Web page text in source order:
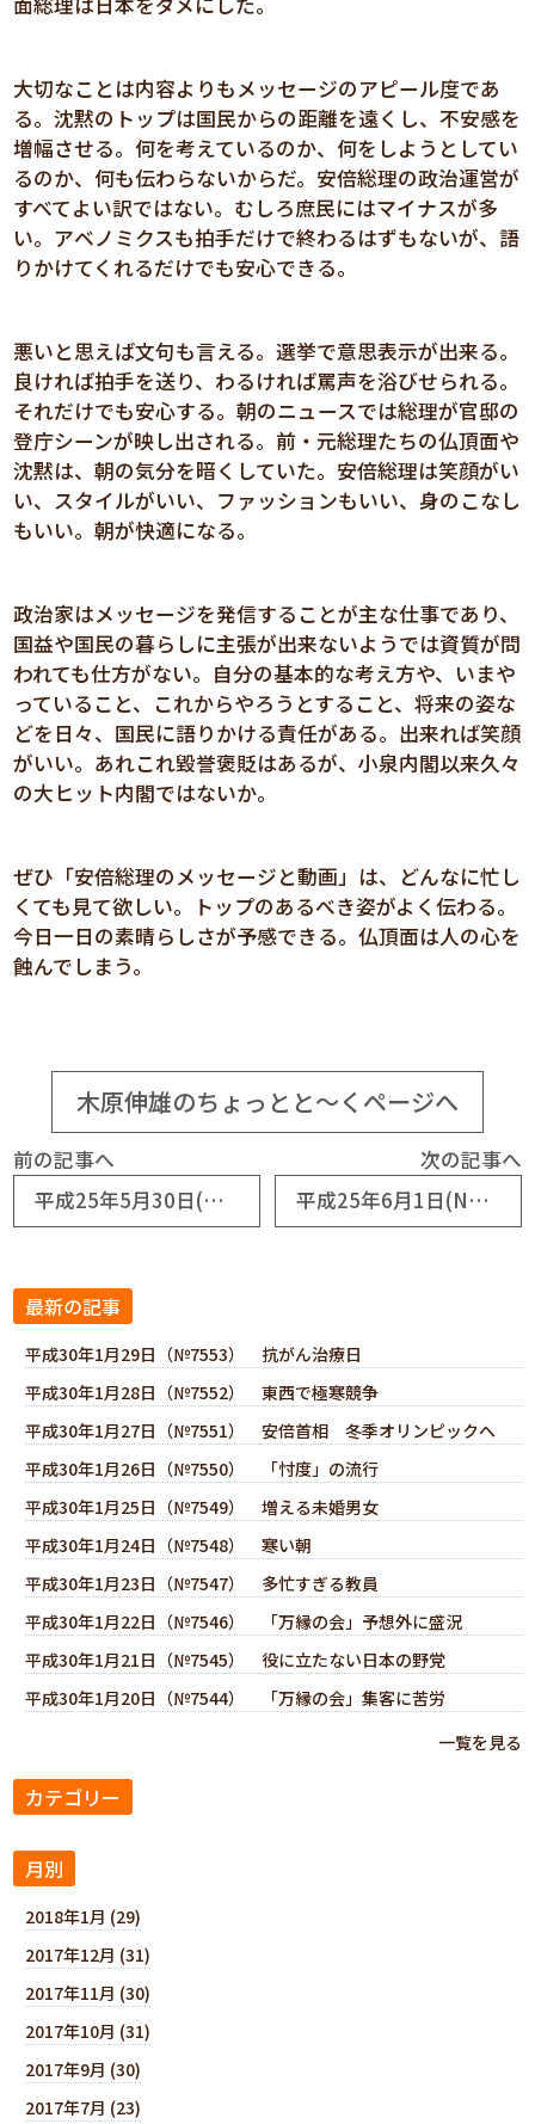
大切なことは内容よりもメッセージのアピール度であ
る。沈黙のトップは国民からの距離を遠くし、不安感を
増幅させる。何を考えているのか、何をしようとしてい
るのか、何も伝わらないからだ。安倍総理の政治運営が
すべてよい訳ではない。むしろ庶民にはマイナスが多
い。アベノミクスも拍手だけで終わるはずもないが、語
りかけてくれるだけでも安心できる。
悪いと思えば文句も言える。選挙で意思表示が出来る。
良ければ拍手を送り、わるければ罵声を浴びせられる。
それだけでも安心する。朝のニュースでは総理が官邸の
登庁シーンが映し出される。前・元総理たちの仏頂面や
沈黙は、朝の気分を暗くしていた。安倍総理は笑顔がい
い、スタイルがいい、ファッションもいい、身のこなし
もいい。朝が快適になる。
政治家はメッセージを発信することが主な仕事であり、
国益や国民の暮らしに主張が出来ないようでは資質が問
われても仕方がない。自分の基本的な考え方や、いまや
っていること、これからやろうとすること、将来の姿な
どを日々、国民に語りかける責任がある。出来れば笑顔
がいい。あれこれ毀誉褒貶はあるが、小泉内閣以来久々
の大ヒット内閣ではないか。
ぜひ「安倍総理のメッセージと動画」は、どんなに忙し
くても見て欲しい。トップのあるべき姿がよく伝わる。
今日一日の素晴らしさが予感できる。仏頂面は人の心を
蝕んでしまう。
木原伸雄のちょっとと～くページへ
前の記事へ
平成25年5月30日(No6006) パワーポイントを使わない
次の記事へ
平成25年6月1日(No6008) ハガキの効用
最新の記事
平成30年1月29日（№7553） 抗がん治療日
平成30年1月28日（№7552） 東西で極寒競争
平成30年1月27日（№7551） 安倍首相 冬季オリンピックへ
平成30年1月26日（№7550） 「忖度」の流行
平成30年1月25日（№7549） 増える未婚男女
平成30年1月24日（№7548） 寒い朝
平成30年1月23日（№7547） 多忙すぎる教員
平成30年1月22日（№7546） 「万縁の会」予想外に盛況
平成30年1月21日（№7545） 役に立たない日本の野党
平成30年1月20日（№7544） 「万縁の会」集客に苦労
一覧を見る
カテゴリー
月別
2018年1月 (29)
2017年12月 (31)
2017年11月 (30)
2017年10月 (31)
2017年9月 (30)
2017年7月 (23)